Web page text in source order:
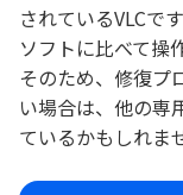
されているVLCで
ソフトに比べて操
そのため、修復プ
い場合は、他の専
ているかもしれま